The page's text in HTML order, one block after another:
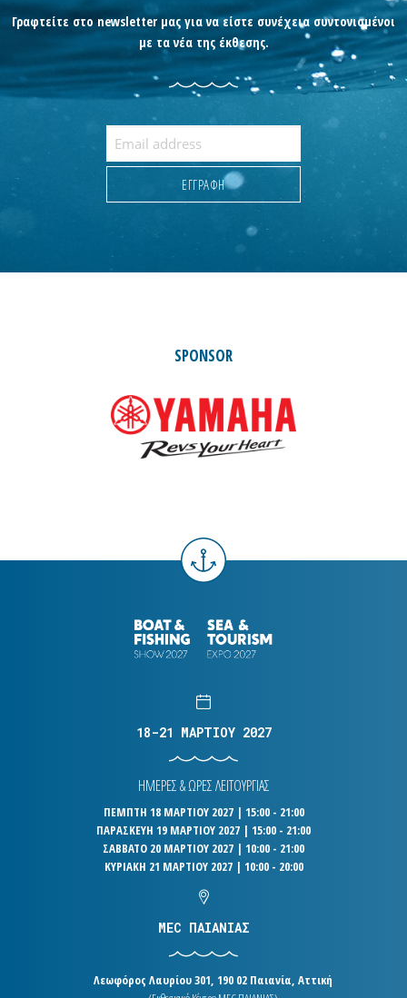
Γραφτείτε στο newsletter μας για να είστε συνέχεια συντονισμένοι
με τα νέα της έκθεσης.
SPONSOR
18-21 ΜΑΡΤΙΟΥ 2027
ΗΜΕΡΕΣ & ΩΡΕΣ ΛΕΙΤΟΥΡΓΙΑΣ
ΠΕΜΠΤΗ 18 ΜΑΡΤΙΟΥ 2027 | 15:00 - 21:00
ΠΑΡΑΣΚΕΥΗ 19 ΜΑΡΤΙΟΥ 2027 | 15:00 - 21:00
ΣΑΒΒΑΤΟ 20 ΜΑΡΤΙΟΥ 2027 | 10:00 - 21:00
ΚΥΡΙΑΚΗ 21 ΜΑΡΤΙΟΥ 2027 | 10:00 - 20:00
MEC ΠΑΙΑΝΙΑΣ
Λεωφόρος Λαυρίου 301, 190 02 Παιανία, Αττική